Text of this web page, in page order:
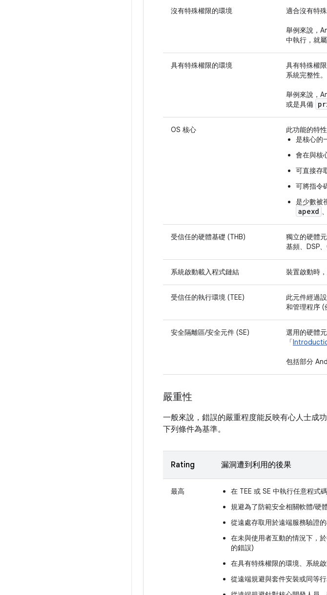
沒有特殊權限的環境 適合沒有特
舉例來說，
中執行，就
具有特殊權限的環境
具有特殊權
系統完整性。
舉例來說，
或是具備
OS 核心
此功能的特性
是核心的
會在與核
可直接存
可將指令
是少數被
apexd 、
受信任的硬體基礎 (THB)
獨立的硬體
基頻、DSP
系統啟動載入程式鏈結 裝置啟動時
受信任的執行環境 (TEE)
此元件經過
和管理程序 (
安全隔離區/安全元件 (SE)
選用的硬體
「
包括部分
嚴重性
一般來說，錯誤的嚴重程度能反映有心人士成
下列條件為基準。
Rating 漏洞遭到利用的後果
最高
在 TEE 或 SE 中執行任意程式碼
規避為了防範安全相關軟體/硬
從遠處存取用於遠端服務驗證
在未與使用者互動的情況下，
的錯誤)
在具有特殊權限的環境、系統
從遠端規避與套件安裝或同等